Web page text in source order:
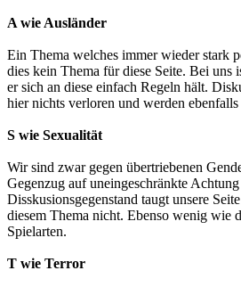
A wie Ausländer
Ein Thema welches immer wieder stark
dies kein Thema für diese Seite. Bei uns
er sich an diese einfach Regeln hält.
hier nichts verloren und werden
S wie Sexualität
Wir sind zwar gegen übertriebenen
Gegenzug auf uneingeschränkte
Disskusionsgegenstand taugt unsere
diesem Thema nicht. Ebenso wenig wie
Spielarten.
T wie Terror